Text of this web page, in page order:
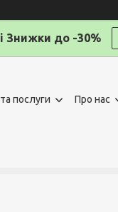
Знижки до -30%
послуги Про нас